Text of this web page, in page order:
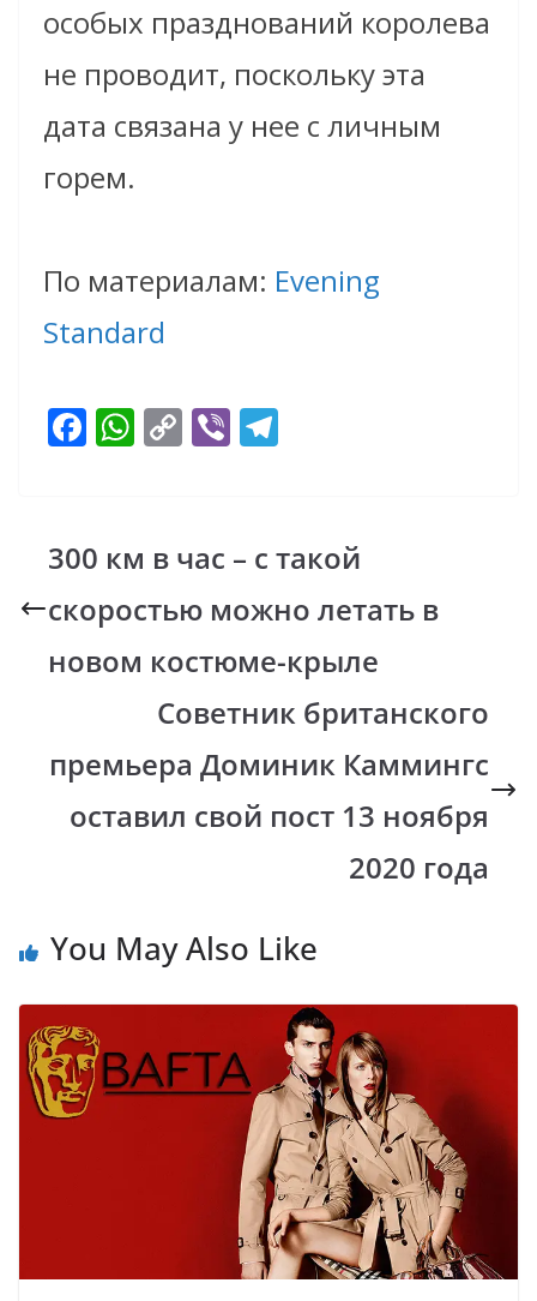
особых празднований королева
не проводит, поскольку эта
дата связана у нее с личным
горем.
По материалам: Evening
Standard
F
b
o
o
k
W
s
A
p
p
C
y
Li
n
k
Vi
gr
a
m
300 км в час – с такой
скоростью можно летать в
новом костюме-крыле
Советник британского
премьера Доминик Каммингс
оставил свой пост 13 ноября
2020 года
You May Also Like